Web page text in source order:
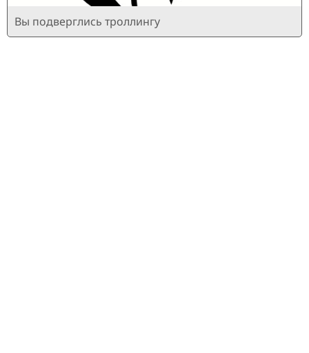
Вы подверглись троллингу